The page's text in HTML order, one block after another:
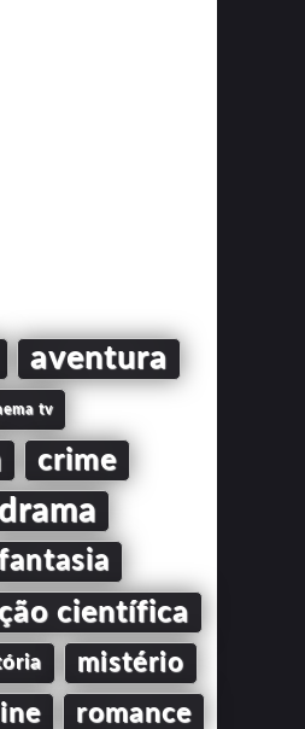
aventura
tv
crime
drama
científica
mistério
romance